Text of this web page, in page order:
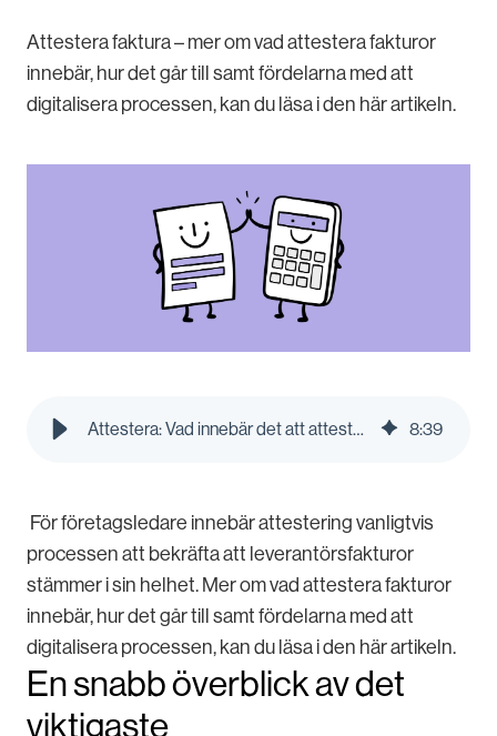
Attestera faktura – mer om vad attestera fakturor
innebär, hur det går till samt fördelarna med att
digitalisera processen, kan du läsa i den här artikeln.
Attestera: Vad innebär det att attestera en faktura? | Pleo Blog 8:39
För företagsledare innebär attestering vanligtvis
processen att bekräfta att leverantörsfakturor
stämmer i sin helhet. Mer om vad attestera fakturor
innebär, hur det går till samt fördelarna med att
digitalisera processen, kan du läsa i den här artikeln.
En snabb överblick av det
viktigaste